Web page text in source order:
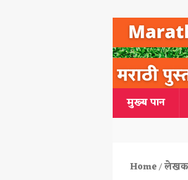
मुख्य पान
Home/लेखक